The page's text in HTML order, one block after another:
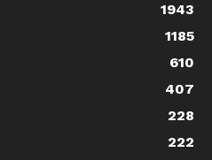
1943
1185
610
407
228
222